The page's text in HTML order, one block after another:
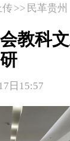
传 >> 民革贵州
教科
日15:57